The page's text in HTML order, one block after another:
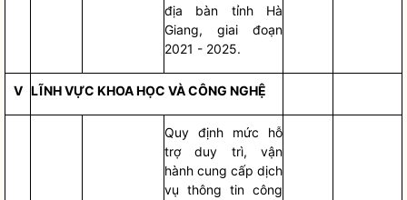
địa bàn tỉnh Hà
Giang, giai đoạn
2021 - 2025.
V LĨNH VỰC KHOA HỌC VÀ CÔNG NGHỆ
Quy định mức hỗ
trợ duy trì, vận
hành cung cấp dịch
vụ thông tin công